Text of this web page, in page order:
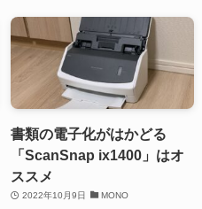
書類の電子化がはかどる
「ScanSnap ix1400」はオ
ススメ
2022年10月9日 MONO